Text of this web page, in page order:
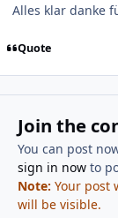
Alles klar danke
Quote
Join the
You can post
sign in nowto
Note: Your post
will be visible.